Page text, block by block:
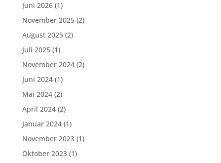
Juni 2026(1)
November 2025(2)
August 2025(2)
Juli 2025(1)
November 2024(2)
Juni 2024(1)
Mai 2024(2)
April 2024(2)
Januar 2024(1)
November 2023(1)
Oktober 2023(1)